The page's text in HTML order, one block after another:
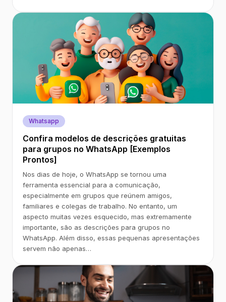
Whatsapp
Confira modelos de descrições gratuitas
para grupos no WhatsApp [Exemplos
Prontos]
Nos dias de hoje, o WhatsApp se tornou uma
ferramenta essencial para a comunicação,
especialmente em grupos que reúnem amigos,
familiares e colegas de trabalho. No entanto, um
aspecto muitas vezes esquecido, mas extremamente
importante, são as descrições para grupos no
WhatsApp. Além disso, essas pequenas apresentações
servem não apenas…